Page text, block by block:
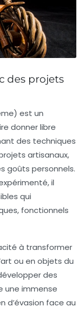
des projets
est un
donner libre
des techniques
artisanaux,
goûts personnels.
il
qui
fonctionnels
à transformer
ou en objets du
des
une immense
d’évasion face au